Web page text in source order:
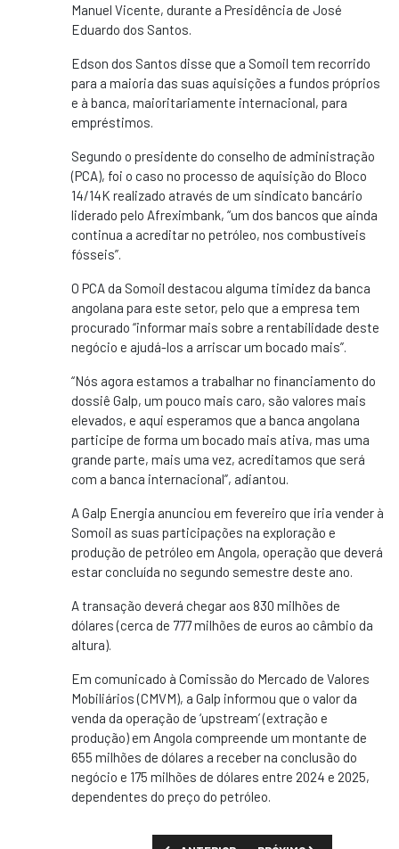
Manuel Vicente, durante a Presidência de José
Eduardo dos Santos.
Edson dos Santos disse que a Somoil tem recorrido
para a maioria das suas aquisições a fundos próprios
e à banca, maioritariamente internacional, para
empréstimos.
Segundo o presidente do conselho de administração
(PCA), foi o caso no processo de aquisição do Bloco
14/14K realizado através de um sindicato bancário
liderado pelo Afreximbank, “um dos bancos que ainda
continua a acreditar no petróleo, nos combustíveis
fósseis”.
O PCA da Somoil destacou alguma timidez da banca
angolana para este setor, pelo que a empresa tem
procurado “informar mais sobre a rentabilidade deste
negócio e ajudá-los a arriscar um bocado mais”.
“Nós agora estamos a trabalhar no financiamento do
dossiê Galp, um pouco mais caro, são valores mais
elevados, e aqui esperamos que a banca angolana
participe de forma um bocado mais ativa, mas uma
grande parte, mais uma vez, acreditamos que será
com a banca internacional”, adiantou.
A Galp Energia anunciou em fevereiro que iria vender à
Somoil as suas participações na exploração e
produção de petróleo em Angola, operação que deverá
estar concluída no segundo semestre deste ano.
A transação deverá chegar aos 830 milhões de
dólares (cerca de 777 milhões de euros ao câmbio da
altura).
Em comunicado à Comissão do Mercado de Valores
Mobiliários (CMVM), a Galp informou que o valor da
venda da operação de ‘upstream’ (extração e
produção) em Angola compreende um montante de
655 milhões de dólares a receber na conclusão do
negócio e 175 milhões de dólares entre 2024 e 2025,
dependentes do preço do petróleo.